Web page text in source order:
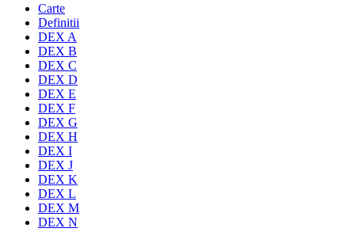
Carte
Definitii
DEX A
DEX B
DEX C
DEX D
DEX E
DEX F
DEX G
DEX H
DEX I
DEX J
DEX K
DEX L
DEX M
DEX N